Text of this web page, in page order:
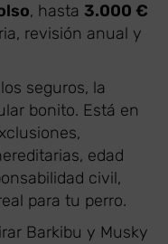
, hasta 3.000 €
revisión anual y
seguros, la
bonito. Está en
edad
civil,
para tu perro.
Barkibu y Musky